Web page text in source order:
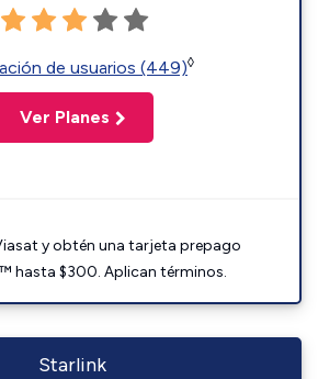
de usuarios (449)◊
Ver Planes
y obtén una tarjeta prepago
hasta $300. Aplican términos.
Starlink